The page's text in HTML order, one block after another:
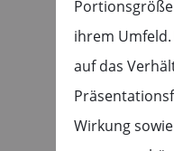
ihrem
auf das
Wirkung